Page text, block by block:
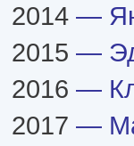
2014 —
2015 —
2016 —
2017 —